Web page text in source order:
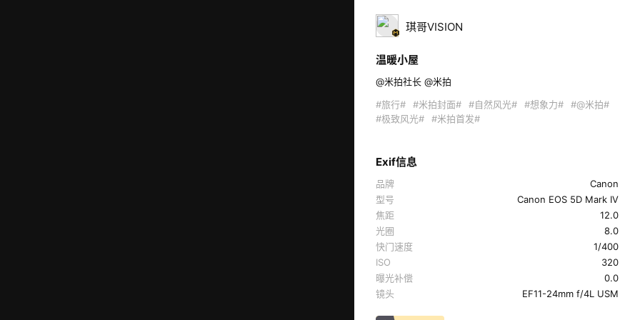
琪哥VISION
温暖小屋
@米拍社长 @米拍
#旅行#
#米拍封面# #自然风光# #想象力#
#@米拍#
#极致风光#
#米拍首发#
Exif信息
品牌
Canon
型号
Canon EOS 5D Mark IV
焦距
12.0
光圈
8.0
快门速度
1/400
ISO
320
曝光补偿
0.0
镜头
EF11-24mm f/4L USM